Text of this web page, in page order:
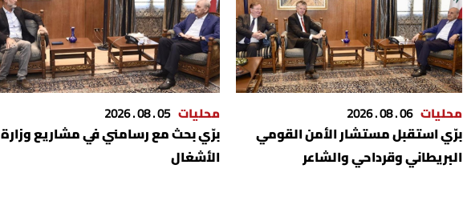
محليات 06 . 08 . 2026
برّي استقبل مستشار الأمن القومي
البريطاني وقرداحي والشاعر
محليات 05 . 08 . 2026
برّي بحث مع رسامني في مشاريع وزارة
الأشغال